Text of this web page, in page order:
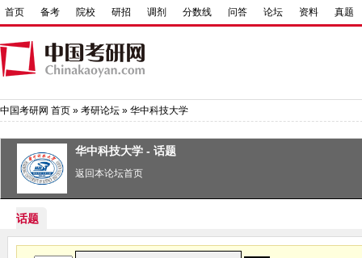
首页 备考 院校 研招 调剂 分数线 问答 论坛 资料 真题
中国考研网 首页 » 考研论坛 » 华中科技大学
华中科技大学 - 话题
返回本论坛首页
话题